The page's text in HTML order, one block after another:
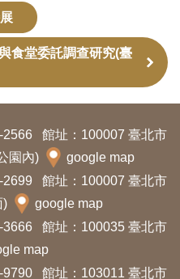
食堂委託調查研究(臺
2566
館址：100007 臺北市
園內)
google map
2699
館址：100007 臺北市
)
google map
3666
館址：100035 臺北市
map
9790 館址：103011 臺北市